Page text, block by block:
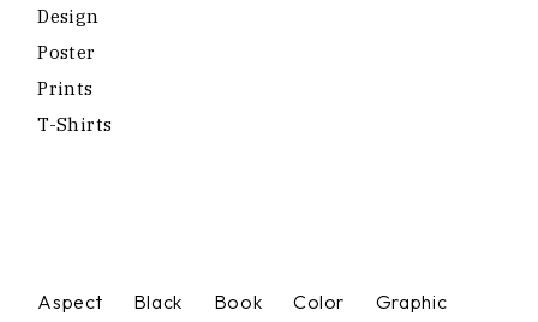
Design
Poster
Prints
T-Shirts
Aspect Black Book Color
Graphic